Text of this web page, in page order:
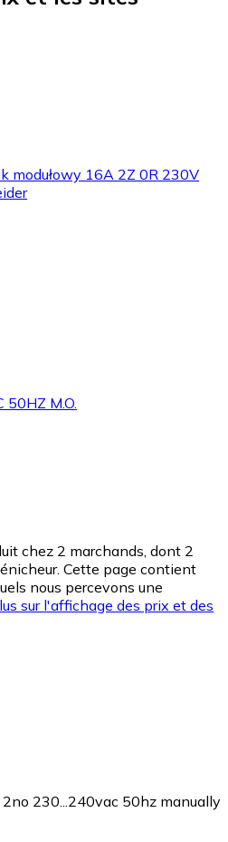
16A 2Z 0R 230V
M.O.
chez 2 marchands, dont 2
Cette page contient
nous percevons une
sur l'affichage des prix et des
230...240vac 50hz manually